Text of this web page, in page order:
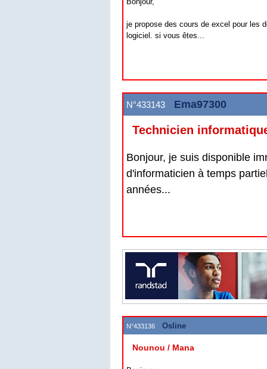
je propose des cours de excel pour les
logiciel. si vous êtes...
N°433143 Ema97300
Technicien
Bonjour, je suis disponible
d'informaticien à temps
années...
N°433136 Osline
Nounou / Mana